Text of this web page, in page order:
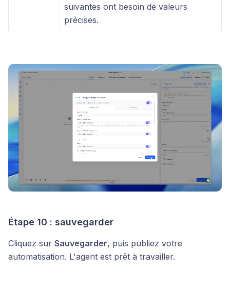
suivantes ont besoin de valeurs
précises.
Étape 10 : sauvegarder
Cliquez sur Sauvegarder, puis publiez votre
automatisation. L'agent est prêt à travailler.